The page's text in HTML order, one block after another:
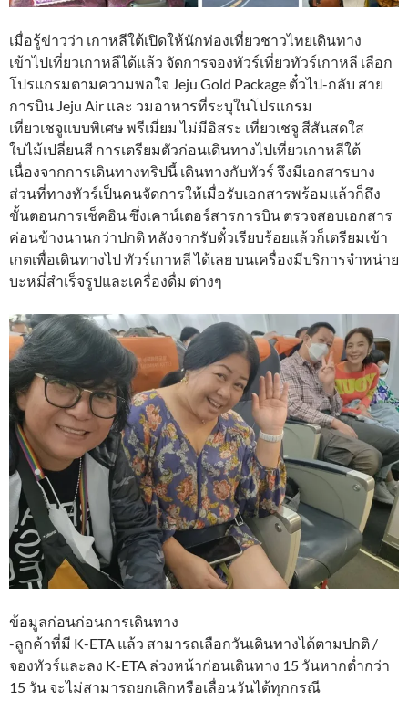
เมื่อรู้ข่าวว่า เกาหลีใต้เปิดให้นักท่องเที่ยวชาวไทยเดินทาง
เข้าไปเที่ยวเกาหลีได้แล้ว จัดการจองทัวร์เที่ยวทัวร์เกาหลี เลือก
โปรแกรมตามความพอใจ Jeju Gold Package ตั๋วไป-กลับ สาย
การบิน Jeju Air และ วมอาหารที่ระบุในโปรแกรม
เที่ยวเชจูแบบพิเศษ พรีเมี่ยม ไม่มีอิสระ เที่ยวเชจู สีสันสดใส
ใบไม้เปลี่ยนสี การเตรียมตัวก่อนเดินทางไปเที่ยวเกาหลีใต้
เนื่องจากการเดินทางทริปนี้ เดินทางกับทัวร์ จึงมีเอกสารบาง
ส่วนที่ทางทัวร์เป็นคนจัดการให้เมื่อรับเอกสารพร้อมแล้วก็ถึง
ขั้นตอนการเช็คอิน ซึ่งเคาน์เตอร์สารการบิน ตรวจสอบเอกสาร
ค่อนข้างนานกว่าปกติ หลังจากรับตั๋วเรียบร้อยแล้วก็เตรียมเข้า
เกตเพื่อเดินทางไป ทัวร์เกาหลี ได้เลย บนเครื่องมีบริการจำหน่าย
บะหมี่สำเร็จรูปและเครื่องดื่ม ต่างๆ
ข้อมูลก่อนก่อนการเดินทาง
-ลูกค้าที่มี K-ETA แล้ว สามารถเลือกวันเดินทางได้ตามปกติ /
จองทัวร์และลง K-ETA ล่วงหน้าก่อนเดินทาง 15 วันหากต่ำกว่า
15 วัน จะไม่สามารถยกเลิกหรือเลื่อนวันได้ทุกกรณี